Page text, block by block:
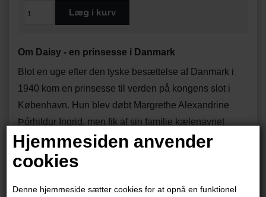
Hjemmesiden anvender
cookies
Denne hjemmeside sætter cookies for at opnå en funktionel
Om Daisy - en prinsesse i Danmark
Blot en uge efter den tyske besættelse af Danmark i
1940 kom en prinsesse til verden på kongens slot i
København. Hun blev døbt Margrethe Alexandrine
Þórhildur Ingrid, men fik af sin familie kælenavnet
Daisy. Egentlig skulle Daisy være forblevet prinsesse,
men kort efter sin 13-års fødselsdag fik den lærelystne
dag skulle overtage tronen fra sin far og komme til at